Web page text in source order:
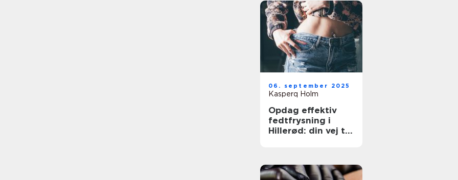
06. september 2025
Kasperq Holm
Opdag effektiv
fedtfrysning i
Hillerød: din vej til